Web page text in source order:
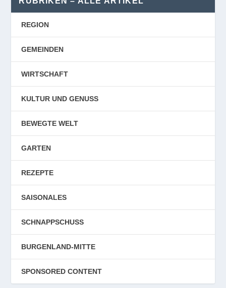
REGION
GEMEINDEN
WIRTSCHAFT
KULTUR UND GENUSS
BEWEGTE WELT
GARTEN
REZEPTE
SAISONALES
SCHNAPPSCHUSS
BURGENLAND-MITTE
SPONSORED CONTENT